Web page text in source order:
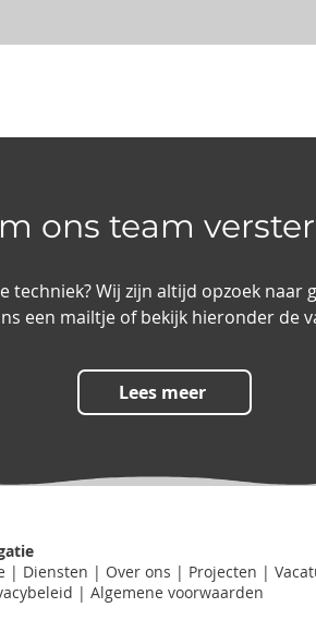
ons team
techniek? Wij zijn altijd opzoek naar
een mailtje of bekijk hieronder de
Lees meer
| Diensten | Over ons | Projecten |
| Algemene voorwaarden